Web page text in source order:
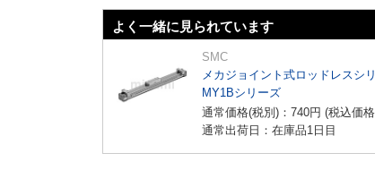
よく一緒に見られています
SMC
メカジョイント式ロッドレスシ
MY1Bシリーズ
通常価格(税別)： 740円 (税込価格
通常出荷日：在庫品1日目